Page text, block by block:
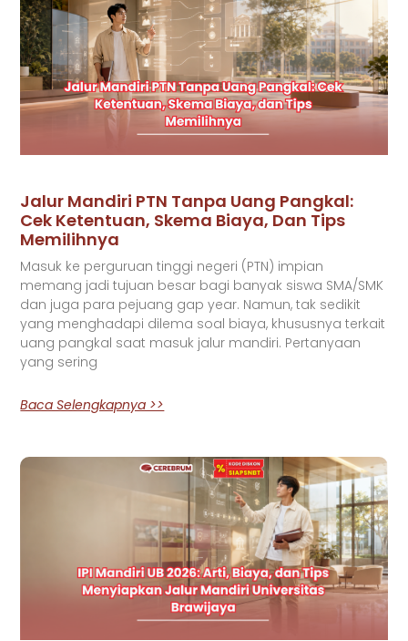
Jalur Mandiri PTN Tanpa Uang Pangkal:
Cek Ketentuan, Skema Biaya, Dan Tips
Memilihnya
Masuk ke perguruan tinggi negeri (PTN) impian
memang jadi tujuan besar bagi banyak siswa SMA/SMK
dan juga para pejuang gap year. Namun, tak sedikit
yang menghadapi dilema soal biaya, khususnya terkait
uang pangkal saat masuk jalur mandiri. Pertanyaan
yang sering
Baca Selengkapnya >>